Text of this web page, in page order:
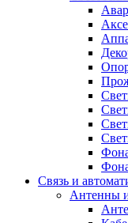
Связь и
Антенны